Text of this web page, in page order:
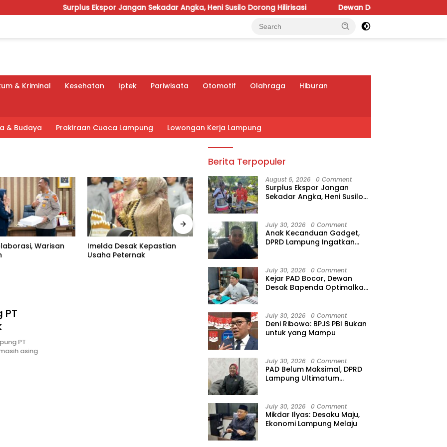
Surplus Ekspor Jangan Sekadar Angka, Heni Susilo Dorong Hilirisasi Dewan Desak Inventarisasi Total
& Kriminal Kesehatan Iptek Pariwisata Otomotif Olahraga Hiburan
& Budaya Prakiraan Cuaca Lampung Lowongan Kerja Lampung
Warisan
Imelda Desak Kepastian
Usaha Peternak
Dewan Bidik Potensi PAD
Pertanian
Arinal Segera Disidang,
PT
PT
asing
Berita Terpopuler
August 6, 2026 0 Comment
Surplus Ekspor Jangan
Sekadar Angka, Heni Susilo
July 30, 2026 0 Comment
Anak Kecanduan Gadget,
DPRD Lampung Ingatkan
July 30, 2026 0 Comment
Kejar PAD Bocor, Dewan
Desak Bapenda Optimalkan
July 30, 2026 0 Comment
Deni Ribowo: BPJS PBI Bukan
untuk yang Mampu
July 30, 2026 0 Comment
PAD Belum Maksimal, DPRD
Lampung Ultimatum
July 30, 2026 0 Comment
Mikdar Ilyas: Desaku Maju,
Ekonomi Lampung Melaju